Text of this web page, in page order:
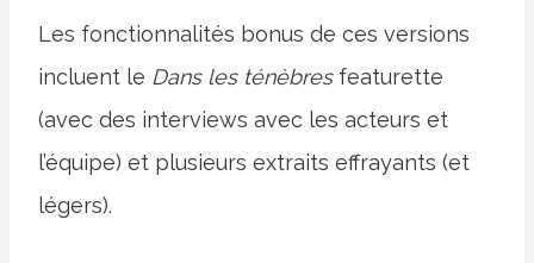
Les fonctionnalités bonus de ces versions
incluent le Dans les ténèbresfeaturette
(avec des interviews avec les acteurs et
l’équipe) et plusieurs extraits effrayants (et
légers).